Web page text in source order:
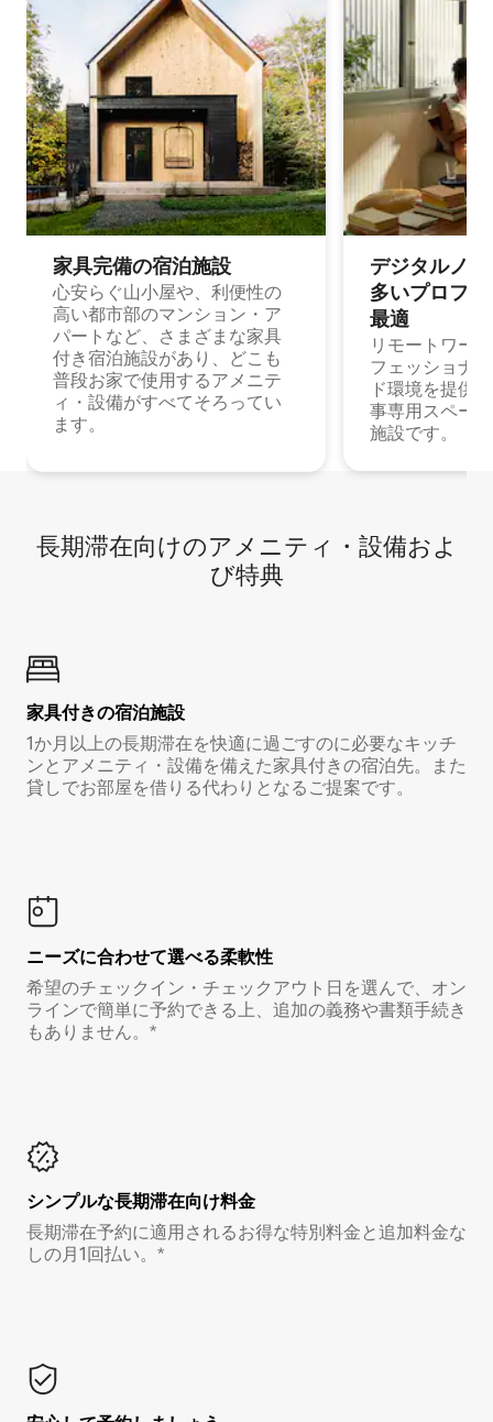
家具完備の宿⁠泊⁠施⁠設
心安らぐ山小屋や、利便性の
高い都市部のマンション・ア
パートなど、さまざまな家具
付き宿泊施設があり、どこも
普段お家で使用するアメニテ
ィ・設備がすべてそろってい
ます。
デジタルノ
多⁠いプ⁠ロ⁠フ⁠
最⁠適
リモートワー
フェッショナ
ド環境を提供
事専用スペー
施設です。
長期滞在向け⁠のア⁠メ⁠ニ⁠テ⁠ィ⁠・設⁠備⁠およ
び特⁠典
家具付き⁠の宿⁠泊⁠施⁠設
1か月以上の長期滞在を快適に過ごすのに必要なキッチ
ンとアメニティ・設備を備えた家具付きの宿泊先。また
貸しでお部屋を借りる代わりとなるご提案です。
ニーズに合わせて選べる柔軟性
希望のチェックイン・チェックアウト日を選んで、オン
ラインで簡単に予約できる上、追加の義務や書類手続き
もありません。*
シンプルな長期滞在向け料金
長期滞在予約に適用されるお得な特別料金と追加料金な
しの月1回払い。*